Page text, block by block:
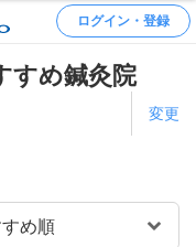
ログイン・登録
すめ鍼灸院
変更